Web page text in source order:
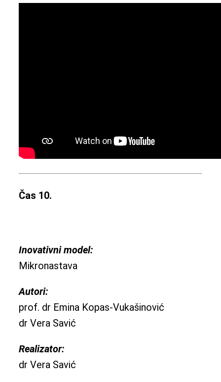
Čas 10.
Inovativni model:
Mikronastava
Autori:
prof. dr Emina Kopas-Vukašinović
dr Vera Savić
Realizator:
dr Vera Savić